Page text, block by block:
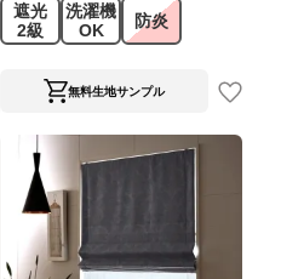
遮光
2級
洗濯機
OK
防炎
無料生地サンプル